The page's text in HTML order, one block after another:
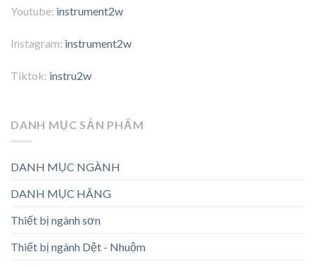
Youtube: instrument2w
Instagram: instrument2w
Tiktok: instru2w
DANH MỤC SẢN PHẨM
DANH MỤC NGÀNH
DANH MỤC HÃNG
Thiết bị ngành sơn
Thiết bị ngành Dệt - Nhuộm